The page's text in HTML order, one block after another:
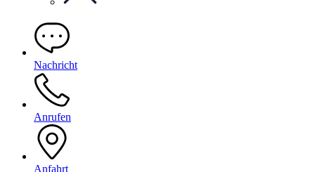
Nachricht
Anrufen
Anfahrt